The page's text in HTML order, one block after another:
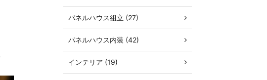
パネルハウス組立 (27)
パネルハウス内装 (42)
インテリア (19)